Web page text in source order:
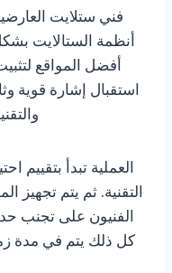
فني ستلايت
أنظمة الستالايت
أفضل المواقع
استقبال إشارة قوية
العملية تبدأ بتقييم
التقنية. ثم يتم تجهيز
الفنيون على تجنب
كل ذلك يتم في مدة